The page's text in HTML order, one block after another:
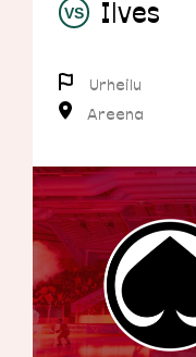
Ilves
Urheilu
Areena